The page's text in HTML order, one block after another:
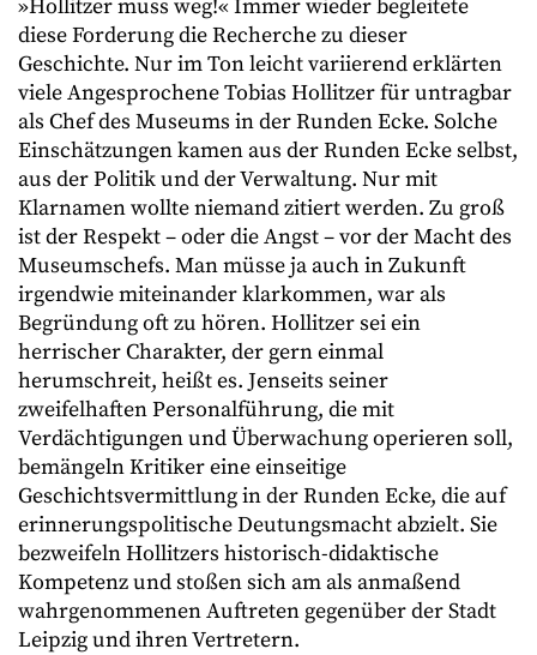
»Hollitzer muss weg!« Immer wieder begleitete
diese Forderung die Recherche zu dieser
Geschichte. Nur im Ton leicht variierend erklärten
viele Angesprochene Tobias Hollitzer für untragbar
als Chef des Museums in der Runden Ecke. Solche
Einschätzungen kamen aus der Runden Ecke selbst,
aus der Politik und der Verwaltung. Nur mit
Klarnamen wollte niemand zitiert werden. Zu groß
ist der Respekt – oder die Angst – vor der Macht des
Museumschefs. Man müsse ja auch in Zukunft
irgendwie miteinander klarkommen, war als
Begründung oft zu hören. Hollitzer sei ein
herrischer Charakter, der gern einmal
herumschreit, heißt es. Jenseits seiner
zweifelhaften Personalführung, die mit
Verdächtigungen und Überwachung operieren soll,
bemängeln Kritiker eine einseitige
Geschichtsvermittlung in der Runden Ecke, die auf
erinnerungspolitische Deutungsmacht abzielt. Sie
bezweifeln Hollitzers historisch-didaktische
Kompetenz und stoßen sich am als anmaßend
wahrgenommenen Auftreten gegenüber der Stadt
Leipzig und ihren Vertretern.